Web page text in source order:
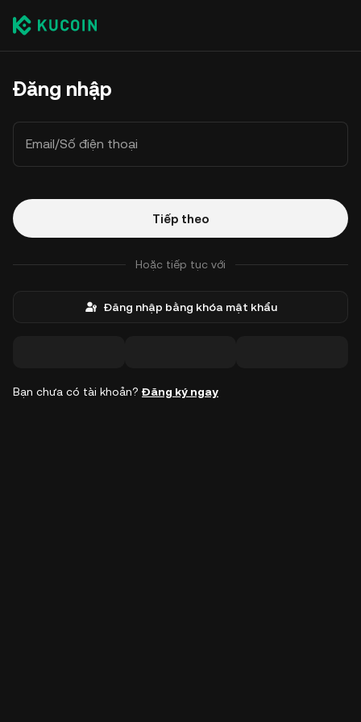
Đăng nhập
Email/Số điện thoại
Tiếp theo
Hoặc tiếp tục với
Đăng nhập bằng khóa mật khẩu
Bạn chưa có tài khoản? Đăng ký ngay